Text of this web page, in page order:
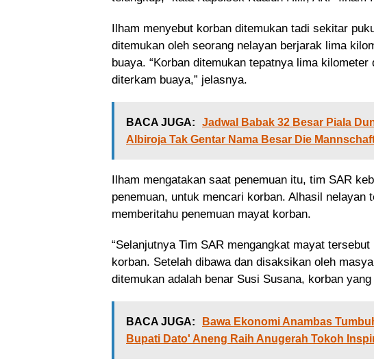
Ilham menyebut korban ditemukan tadi sekitar
ditemukan oleh seorang nelayan berjarak lima
buaya. “Korban ditemukan tepatnya lima
diterkam buaya,” jelasnya.
BACA JUGA:
Jadwal Babak 32 Besar Piala
Albiroja Tak Gentar Nama Besar Die
Ilham mengatakan saat penemuan itu, tim SAR
penemuan, untuk mencari korban. Alhasil nelayan
memberitahu penemuan mayat korban.
“Selanjutnya Tim SAR mengangkat mayat
korban. Setelah dibawa dan disaksikan oleh
ditemukan adalah benar Susi Susana, korban
BACA JUGA:
Bawa Ekonomi Anambas
Bupati Dato' Aneng Raih Anugerah Tokoh